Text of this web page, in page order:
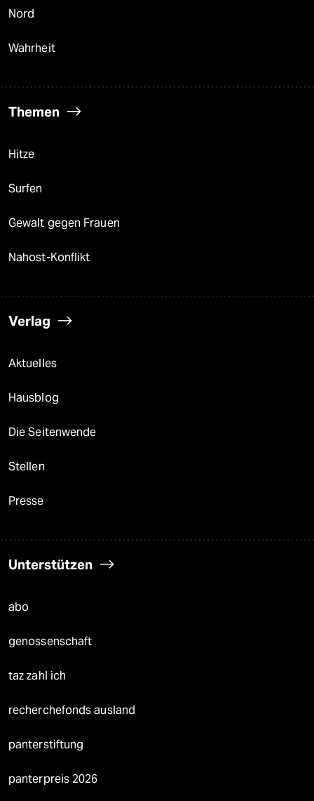
Nord
Wahrheit
Themen
Hitze
Surfen
Gewalt gegen Frauen
Nahost-Konflikt
Verlag
Aktuelles
Hausblog
Die Seitenwende
Stellen
Presse
Unterstützen
abo
genossenschaft
taz zahl ich
recherchefonds ausland
panterstiftung
panterpreis 2026